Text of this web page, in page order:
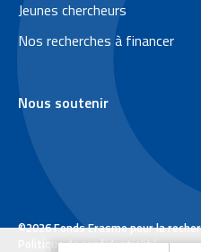
g
e
Jeunes chercheurs
Nos recherches à financer
Nous soutenir
©2026 Fonds Erasme pour la
Politique de confidentialité